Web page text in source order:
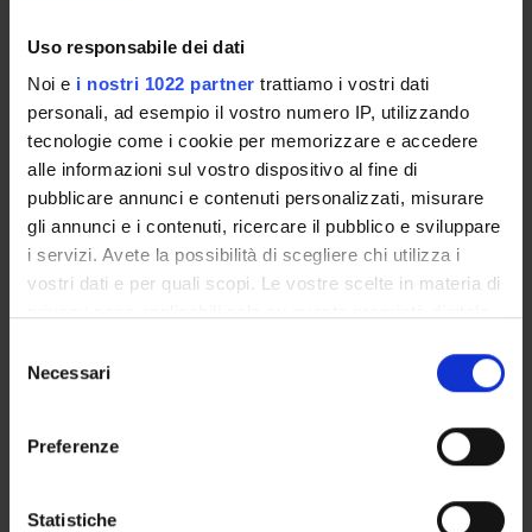
Uso responsabile dei dati
Noi e i nostri 1022 partner trattiamo i vostri dati
personali, ad esempio il vostro numero IP, utilizzando
tecnologie come i cookie per memorizzare e accedere
alle informazioni sul vostro dispositivo al fine di
pubblicare annunci e contenuti personalizzati, misurare
gli annunci e i contenuti, ricercare il pubblico e sviluppare
i servizi. Avete la possibilità di scegliere chi utilizza i
vostri dati e per quali scopi. Le vostre scelte in materia di
modificare o revocare il proprio consenso in qualsiasi
momento dalla Dichiarazione sui cookie o facendo clic
raccogliere informazioni sulla tua posizione
delNecessari
Preferenze
Statistiche
Sustainable Development Goals - SDGs
Questa iniziativa contribuisce al perseguimento degli
Obiettivi di Sviluppo Sostenibile dell'Agenda 2030
dell'ONU
Maggiori informazioni su
www.univr.it/sostenibilita